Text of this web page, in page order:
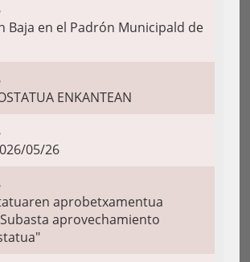
Baja en el Padrón Municipald de
ENKANTEAN
05/26
aprobetxamentua
aprovechamiento